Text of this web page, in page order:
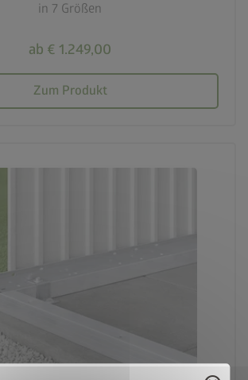
in 7 Größen
ab € 1.249,00
Zum Produkt